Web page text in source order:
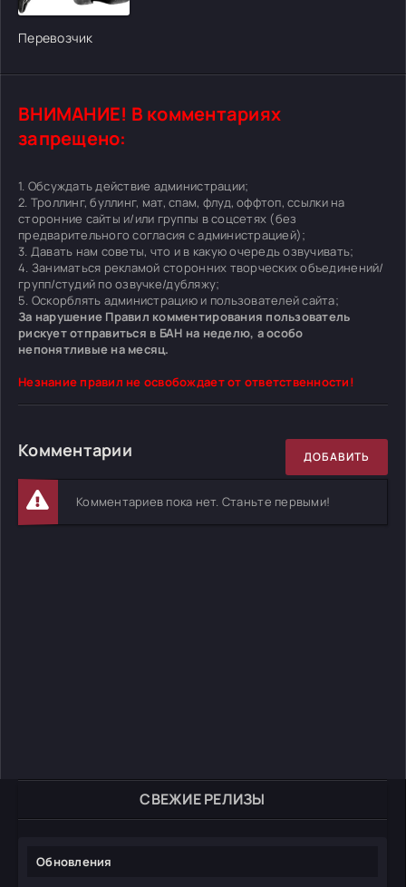
СВЕЖИЕ РЕЛИЗЫ
Обновления
[/xfgiven_cvh_poster_urlcvh_poster_url]
Перевозчик
ВНИМАНИЕ! В комментариях
запрещено:
1. Обсуждать действие администрации;
2. Троллинг, буллинг, мат, спам, флуд, оффтоп, ссылки на
сторонние сайты и/или группы в соцсетях (без
предварительного согласия с администрацией);
3. Давать нам советы, что и в какую очередь озвучивать;
4. Заниматься рекламой сторонних творческих объединений/
групп/студий по озвучке/дубляжу;
5. Оскорблять администрацию и пользователей сайта;
За нарушение Правил комментирования пользователь
рискует отправиться в БАН на неделю, а особо
непонятливые на месяц.
Незнание правил не освобождает от ответственности!
Комментарии ДОБАВИТЬ
Комментариев пока нет. Станьте первыми!